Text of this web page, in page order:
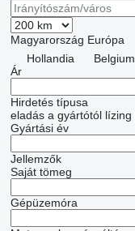
Magyarország Európa
Hollandia
Belgium
Ár
Hirdetés típusa
eladás a gyártótól lízing
Gyártási év
Jellemzők
Saját tömeg
Gépüzemóra